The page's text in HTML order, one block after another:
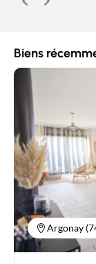
Précédent
Suivant
Biens
Argonay